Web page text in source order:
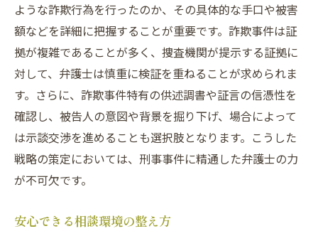
ような詐欺行為を行ったのか、その具体的な手口や被害
額などを詳細に把握することが重要です。詐欺事件は証
拠が複雑であることが多く、捜査機関が提示する証拠に
対して、弁護士は慎重に検証を重ねることが求められま
す。さらに、詐欺事件特有の供述調書や証言の信憑性を
確認し、被告人の意図や背景を掘り下げ、場合によって
は示談交渉を進めることも選択肢となります。こうした
戦略の策定においては、刑事事件に精通した弁護士の力
が不可欠です。
安心できる相談環境の整え方